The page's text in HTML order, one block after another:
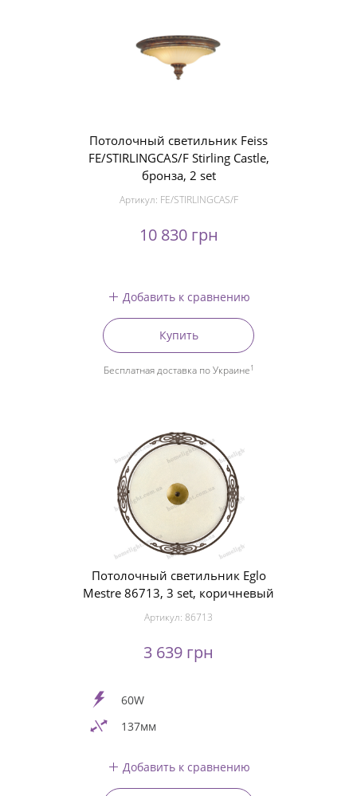
Потолочный светильник Feiss
FE/STIRLINGCAS/F Stirling Castle,
бронза, 2 set
Артикул: FE/STIRLINGCAS/F
10 830 грн
Добавить к сравнению
Купить
Бесплатная доставка по Украине1
Потолочный светильник Eglo
Mestre 86713, 3 set, коричневый
Артикул: 86713
3 639 грн
60W
137мм
Добавить к сравнению